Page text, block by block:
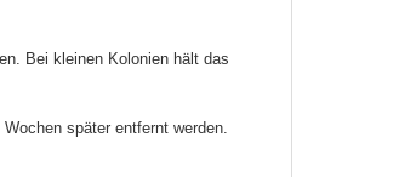
Bei kleinen Kolonien hält das
später entfernt werden.